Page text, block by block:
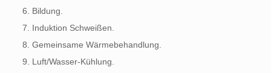
6. Bildung.
7. Induktion Schweißen.
8. Gemeinsame Wärmebehandlung.
9. Luft/Wasser-Kühlung.